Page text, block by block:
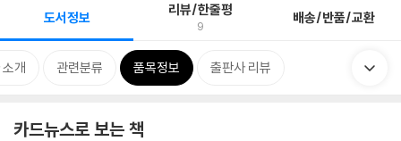
도서정보 리뷰/한줄평
9 배송/반품/교환
개 관련분류 품목정보 출판사 리뷰
카드뉴스로 보는 책